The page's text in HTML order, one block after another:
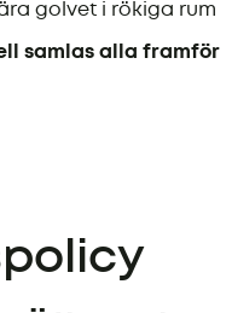
golvet i rökiga rum
samlas alla framför